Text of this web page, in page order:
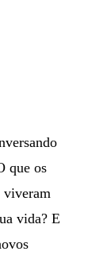
que os
viveram
vida? E